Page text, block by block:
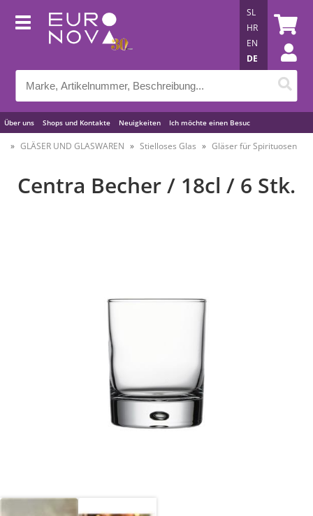
Über uns Shops und Kontakte Neuigkeiten Ich möchte einen Besuc
Nützliche Tipps
SL
HR
EN
DE
GLÄSER UND GLASWAREN Stielloses Glas Gläser für Spirituosen
Centra Becher / 18cl / 6 Stk.